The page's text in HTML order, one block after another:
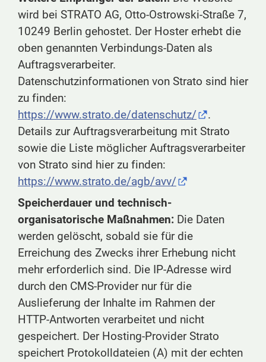
wird bei STRATO AG, Otto-Ostrowski-Straße 7,
10249 Berlin gehostet. Der Hoster erhebt die
oben genannten Verbindungs-Daten als
Auftragsverarbeiter.
Datenschutzinformationen von Strato sind hier
zu finden:
https://www.strato.de/datenschutz/
.
Details zur Auftragsverarbeitung mit Strato
sowie die Liste möglicher Auftragsverarbeiter
von Strato sind hier zu finden:
https://www.strato.de/agb/avv/
Speicherdauer und technisch-
organisatorische Maßnahmen: Die Daten
werden gelöscht, sobald sie für die
Erreichung des Zwecks ihrer Erhebung nicht
mehr erforderlich sind. Die IP-Adresse wird
durch den CMS-Provider nur für die
Auslieferung der Inhalte im Rahmen der
HTTP-Antworten verarbeitet und nicht
gespeichert. Der Hosting-Provider Strato
speichert Protokolldateien (A) mit der echten